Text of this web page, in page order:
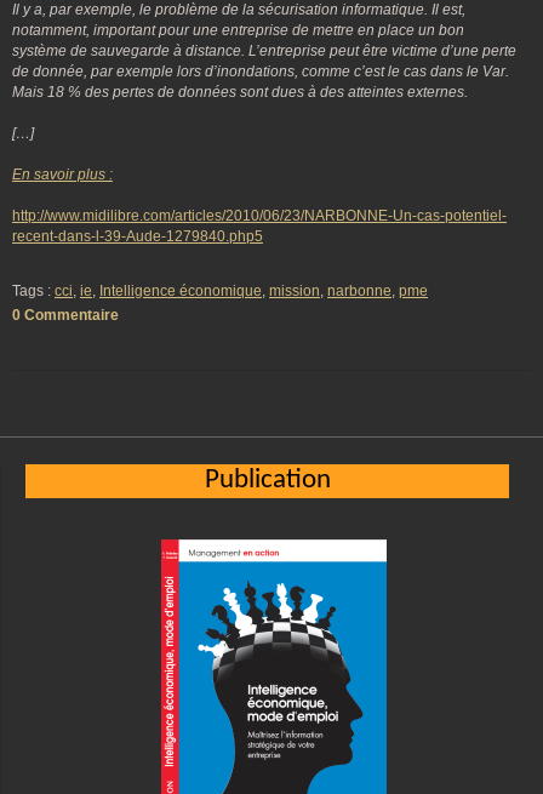
Il y a, par exemple, le problème de la sécurisation informatique. Il est,
notamment, important pour une entreprise de mettre en place un bon
système de sauvegarde à distance. L’entreprise peut être victime d’une perte
de donnée, par exemple lors d’inondations, comme c’est le cas dans le Var.
Mais 18 % des pertes de données sont dues à des atteintes externes.
[…]
En savoir plus :
http://www.midilibre.com/articles/2010/06/23/NARBONNE-Un-cas-potentiel-
recent-dans-l-39-Aude-1279840.php5
Tags : cci, ie, Intelligence économique, mission, narbonne, pme
0 Commentaire
Publication